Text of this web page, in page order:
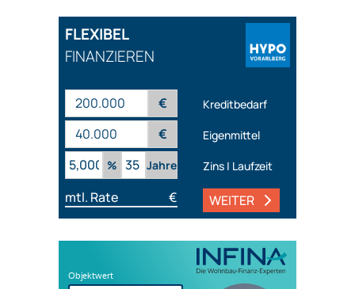
FLEXIBEL
FINANZIEREN
€ Kreditbedarf
€
Eigenmittel
%
Jahre Zins | Laufzeit
mtl. Rate € WEITER